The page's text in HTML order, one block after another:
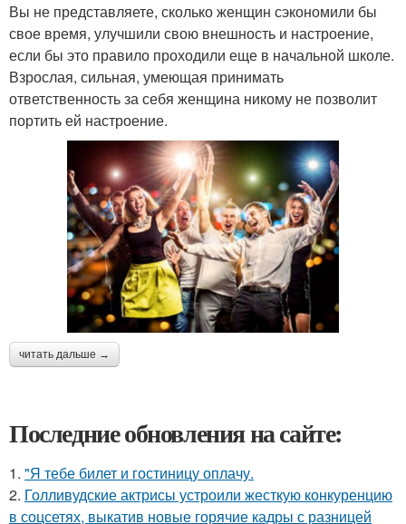
Вы не представляете, сколько женщин сэкономили бы
свое время, улучшили свою внешность и настроение,
если бы это правило проходили еще в начальной школе.
Взрослая, сильная, умеющая принимать
ответственность за себя женщина никому не позволит
портить ей настроение.
читать дальше →
Последние обновления на сайте:
1. "Я тебе билет и гостиницу оплачу.
2. Голливудские актрисы устроили жесткую конкуренцию
в соцсетях, выкатив новые горячие кадры с разницей